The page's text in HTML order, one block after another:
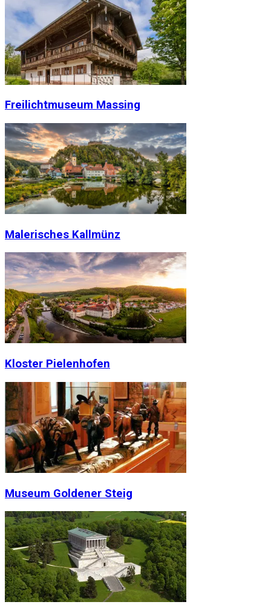
Freilichtmuseum Massing
Malerisches Kallmünz
Kloster Pielenhofen
Museum Goldener Steig